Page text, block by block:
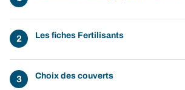
Les fiches Fertilisants
Choix des couverts